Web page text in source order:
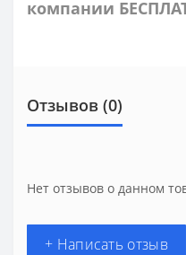
компании
Отзывов (0)
Нет отзывов о данном
+ Написать отзыв